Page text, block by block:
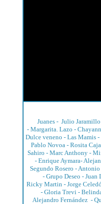
Juanes - Julio Jaramillo
- Margarita. Lazo -
Dulce veneno - Las Mamis-
Pablo Novoa - Rosita
Sahiro - Marc Anthony -
- Enrique Aymara-
Segundo Rosero -Antonio
- Grupo Deseo - Juan
Ricky Martin - Jorge
- Gloria Trevi-
Alejandro Fernández -